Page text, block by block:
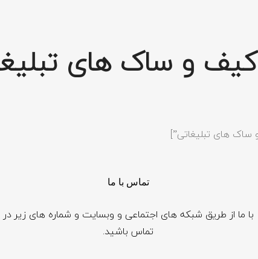
کیف و ساک های
تماس با ما
با ما از طریق شبکه های اجتماعی و وبسایت و شماره های زیر در
تماس باشید.